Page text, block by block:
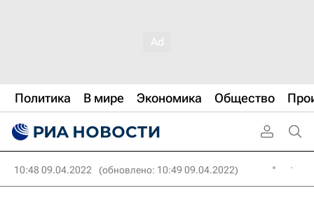
Политика В мире Экономика Общество
10:48 09.04.2022 (обновлено: 10:49 09.04.2022)